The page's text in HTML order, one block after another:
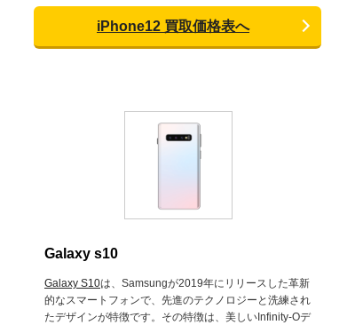
iPhone12 買取価格表へ
Galaxy s10
Galaxy S10は、Samsungが2019年にリリースした革新
的なスマートフォンで、先進のテクノロジーと洗練され
たデザインが特徴です。その特徴は、美しいInfinity-Oデ